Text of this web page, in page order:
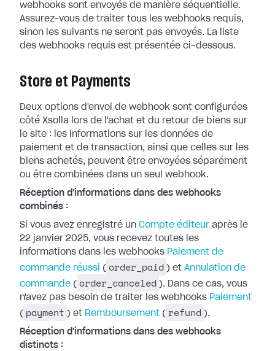
webhooks sont envoyés de manière séquentielle.
Assurez-vous de traiter tous les webhooks requis,
sinon les suivants ne seront pas envoyés. La liste
des webhooks requis est présentée ci-dessous.
Store et Payments
Deux options d'envoi de webhook sont configurées
côté Xsolla lors de l'achat et du retour de biens sur
le site : les informations sur les données de
paiement et de transaction, ainsi que celles sur les
biens achetés, peuvent être envoyées séparément
ou être combinées dans un seul webhook.
Réception d'informations dans des webhooks
combinés :
Si vous avez enregistré un Compte éditeur après le
22 janvier 2025, vous recevez toutes les
informations dans les webhooks Paiement de
commande réussi
( order_paid ) et Annulation de
commande ( order_canceled ). Dans ce cas, vous
n'avez pas besoin de traiter les webhooks Paiement
( payment ) et Remboursement ( refund ).
Réception d'informations dans des webhooks
distincts :